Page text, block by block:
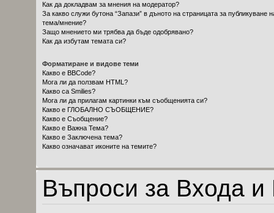
Как да докладвам за мнения на модератор?
За какво служи бутона “Запази” в дъното на страницата за публикуване
тема/мнение?
Защо мнението ми трябва да бъде одобрявано?
Как да избутам темата си?
Форматиране и видове теми
Какво е BBCode?
Мога ли да ползвам HTML?
Какво са Smilies?
Мога ли да прилагам картинки към съобщенията си?
Какво е ГЛОБАЛНО СЪОБЩЕНИЕ?
Какво е Съобщение?
Какво е Важна Тема?
Какво е Заключена тема?
Какво означават иконите на темите?
Въпроси за Входа и